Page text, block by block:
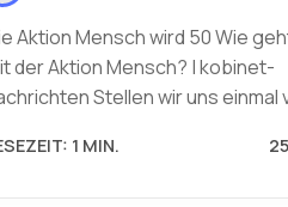
Aktion Mensch wird 50 Wie
der Aktion Mensch? | kobinet-
Stellen wir uns einmal
1 MIN.